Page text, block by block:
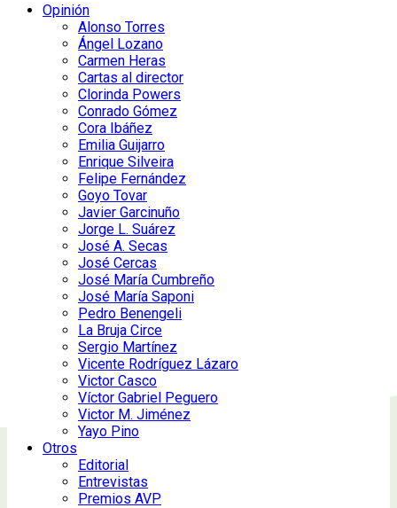
Opinión
Alonso Torres
Ángel Lozano
Carmen Heras
Cartas al director
Clorinda Powers
Conrado Gómez
Cora Ibáñez
Emilia Guijarro
Enrique Silveira
Felipe Fernández
Goyo Tovar
Javier Garcinuño
Jorge L. Suárez
José A. Secas
José Cercas
José María Cumbreño
José María Saponi
Pedro Benengeli
La Bruja Circe
Sergio Martínez
Vicente Rodríguez Lázaro
Victor Casco
Víctor Gabriel Peguero
Victor M. Jiménez
Yayo Pino
Otros
Editorial
Entrevistas
Premios AVP